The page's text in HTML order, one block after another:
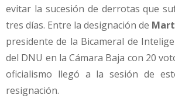
evitar la sucesión de derrotas que
tres días. Entre la designación de
presidente de la Bicameral de
del DNU en la Cámara Baja con 20
oficialismo llegó a la sesión de
resignación.